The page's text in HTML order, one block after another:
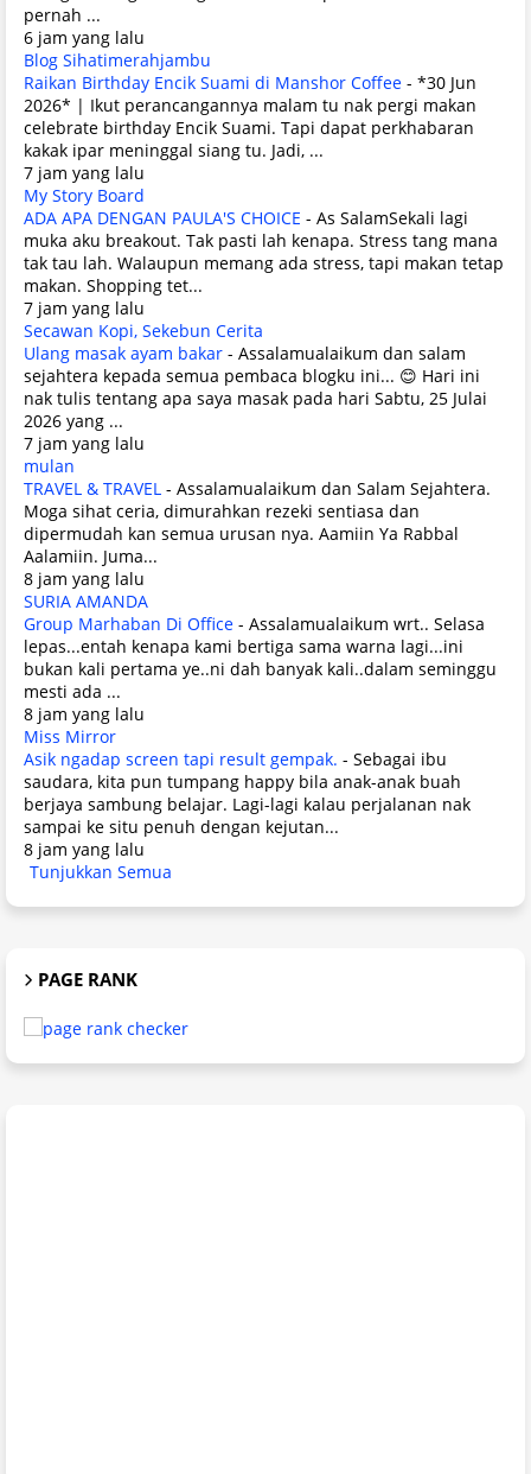
pernah ...
6 jam yang lalu
Blog Sihatimerahjambu
Raikan Birthday Encik Suami di Manshor Coffee - *30 Jun
2026* | Ikut perancangannya malam tu nak pergi makan
celebrate birthday Encik Suami. Tapi dapat perkhabaran
kakak ipar meninggal siang tu. Jadi, ...
7 jam yang lalu
My Story Board
ADA APA DENGAN PAULA'S CHOICE - As SalamSekali lagi
muka aku breakout. Tak pasti lah kenapa. Stress tang mana
tak tau lah. Walaupun memang ada stress, tapi makan tetap
makan. Shopping tet...
7 jam yang lalu
Secawan Kopi, Sekebun Cerita
Ulang masak ayam bakar - Assalamualaikum dan salam
sejahtera kepada semua pembaca blogku ini... 😊 Hari ini
nak tulis tentang apa saya masak pada hari Sabtu, 25 Julai
2026 yang ...
7 jam yang lalu
mulan
TRAVEL & TRAVEL - Assalamualaikum dan Salam Sejahtera.
Moga sihat ceria, dimurahkan rezeki sentiasa dan
dipermudah kan semua urusan nya. Aamiin Ya Rabbal
Aalamiin. Juma...
8 jam yang lalu
SURIA AMANDA
Group Marhaban Di Office - Assalamualaikum wrt.. Selasa
lepas...entah kenapa kami bertiga sama warna lagi...ini
bukan kali pertama ye..ni dah banyak kali..dalam seminggu
mesti ada ...
8 jam yang lalu
Miss Mirror
Asik ngadap screen tapi result gempak. - Sebagai ibu
saudara, kita pun tumpang happy bila anak-anak buah
berjaya sambung belajar. Lagi-lagi kalau perjalanan nak
sampai ke situ penuh dengan kejutan...
8 jam yang lalu
Tunjukkan Semua
PAGE RANK